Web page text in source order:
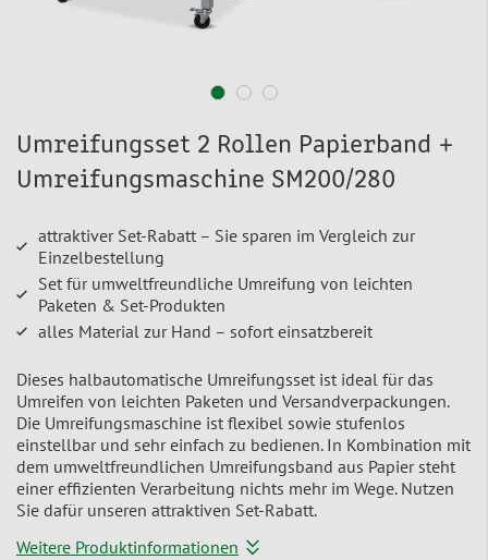
Umreifungsset 2 Rollen Papierband +
Umreifungsmaschine SM200/280
attraktiver Set-Rabatt – Sie sparen im Vergleich zur
Einzelbestellung
Set für umweltfreundliche Umreifung von leichten
Paketen & Set-Produkten
alles Material zur Hand – sofort einsatzbereit
Dieses halbautomatische Umreifungsset ist ideal für das
Umreifen von leichten Paketen und Versandverpackungen.
Die Umreifungsmaschine ist flexibel sowie stufenlos
einstellbar und sehr einfach zu bedienen. In Kombination mit
dem umweltfreundlichen Umreifungsband aus Papier steht
einer effizienten Verarbeitung nichts mehr im Wege. Nutzen
Sie dafür unseren attraktiven Set-Rabatt.
Weitere Produktinformationen